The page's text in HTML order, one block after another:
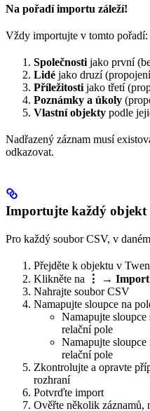
Na pořadí importu záleží!
Vždy importujte v tomto pořadí:
Společnostijako první
Lidé jako druzí
Příležitostijako třetí
Poznámky a úkoly
Vlastní objekty podle
Nadřazený záznam musí
odkazovat.
Importujte každý objekt
Pro každý soubor CSV, v
Přejděte k objektu v
Klikněte na
⋮ → Import
Nahrajte soubor CSV
Namapujte sloupce na
Namapujte
relační pole
Namapujte sloupce
relační pole
Zkontrolujte a opravte
rozhraní
Potvrďte import
Ověřte několik záznamů,